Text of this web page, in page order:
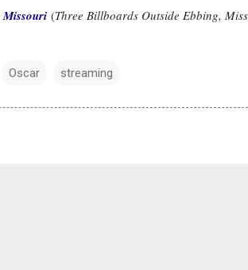
Missouri (Three Billboards Outside Ebbing,
Oscar streaming